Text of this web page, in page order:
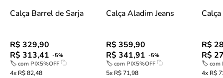
Calça Barrel de Sarja
R$ 329,90
R$ 313,41 -5%
🏷 com PIX5%OFF
4x R$ 82,48
Calça Aladim Jeans
R$ 359,90
R$ 341,91 -5%
🏷 com PIX5%OFF
5x R$ 71,98
R$
R$
🏷 com
4x R$